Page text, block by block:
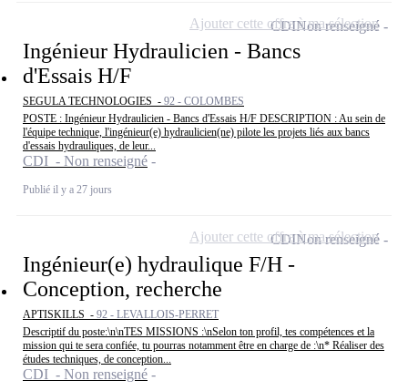
Ingénieur Hydraulicien - Bancs
d'Essais H/F
SEGULA TECHNOLOGIES - 92 - COLOMBES
POSTE : Ingénieur Hydraulicien - Bancs d'Essais H/F DESCRIPTION : Au sein de
l'équipe technique, l'ingénieur(e) hydraulicien(ne) pilote les projets liés aux bancs
d'essais hydrauliques, de leur...
CDI - Non renseigné
Publié il y a 27 jours
CDINon renseigné
Ajouter cette offre à ma sélection
Ingénieur(e) hydraulique F/H -
Conception, recherche
APTISKILLS - 92 - LEVALLOIS-PERRET
Descriptif du poste:\n\nTES MISSIONS :\nSelon ton profil, tes compétences et la
mission qui te sera confiée, tu pourras notamment être en charge de :\n* Réaliser des
études techniques, de conception...
CDI - Non renseigné
CDINon renseigné
Ajouter cette offre à ma sélection